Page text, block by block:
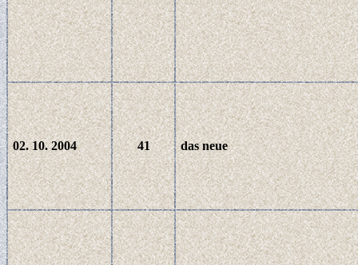
02. 10. 2004 41 das neue